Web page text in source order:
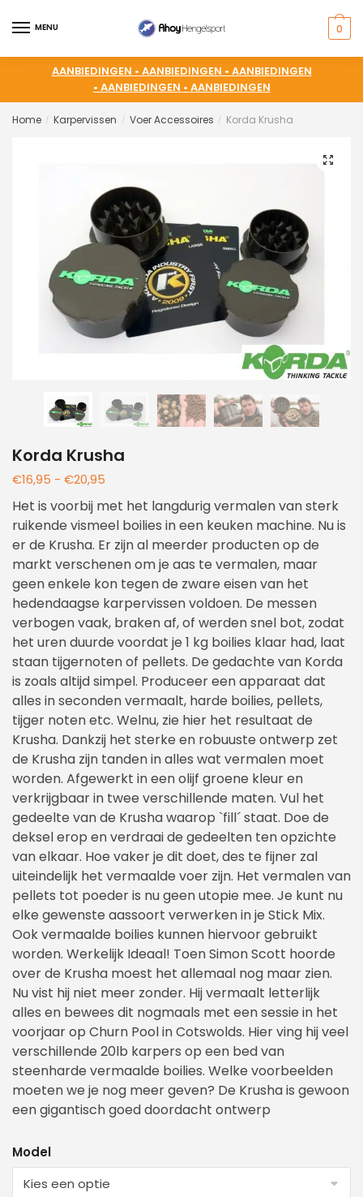
MENU 0
AANBIEDINGEN • AANBIEDINGEN • AANBIEDINGEN
• AANBIEDINGEN • AANBIEDINGEN
Home / Karpervissen / Voer Accessoires / Korda Krusha
🔍
Korda Krusha
€16,95 - €20,95
Het is voorbij met het langdurig vermalen van sterk
ruikende vismeel boilies in een keuken machine. Nu is
er de Krusha. Er zijn al meerder producten op de
markt verschenen om je aas te vermalen, maar
geen enkele kon tegen de zware eisen van het
hedendaagse karpervissen voldoen. De messen
verbogen vaak, braken af, of werden snel bot, zodat
het uren duurde voordat je 1 kg boilies klaar had, laat
staan tijgernoten of pellets. De gedachte van Korda
is zoals altijd simpel. Produceer een apparaat dat
alles in seconden vermaalt, harde boilies, pellets,
tijger noten etc. Welnu, zie hier het resultaat de
Krusha. Dankzij het sterke en robuuste ontwerp zet
de Krusha zijn tanden in alles wat vermalen moet
worden. Afgewerkt in een olijf groene kleur en
verkrijgbaar in twee verschillende maten. Vul het
gedeelte van de Krusha waarop `fill´ staat. Doe de
deksel erop en verdraai de gedeelten ten opzichte
van elkaar. Hoe vaker je dit doet, des te fijner zal
uiteindelijk het vermaalde voer zijn. Het vermalen van
pellets tot poeder is nu geen utopie mee. Je kunt nu
elke gewenste aassoort verwerken in je Stick Mix.
Ook vermaalde boilies kunnen hiervoor gebruikt
worden. Werkelijk Ideaal! Toen Simon Scott hoorde
over de Krusha moest het allemaal nog maar zien.
Nu vist hij niet meer zonder. Hij vermaalt letterlijk
alles en bewees dit nogmaals met een sessie in het
voorjaar op Churn Pool in Cotswolds. Hier ving hij veel
verschillende 20lb karpers op een bed van
steenharde vermaalde boilies. Welke voorbeelden
moeten we je nog meer geven? De Krusha is gewoon
een gigantisch goed doordacht ontwerp
Model